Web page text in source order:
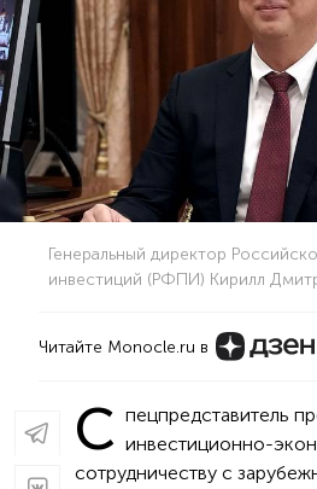
Генеральный директор
инвестиций (РФПИ) Кирилл
Читайте Monocle.ru в
С пецпредставитель
инвестиционно-
сотрудничеству с